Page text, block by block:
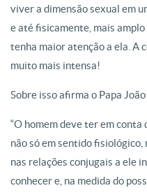
viver a dimensão sexual em
e até fisicamente, mais amplo
tenha maior atenção a ela. A
muito mais intensa!
Sobre isso afirma o Papa
“O homem deve ter em conta
não só em sentido
nas relações conjugais a ele
conhecer e, na medida do